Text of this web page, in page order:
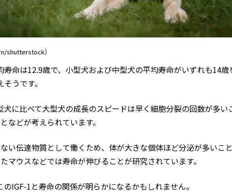
shutterstock）
寿命は12.9歳で、小型犬および中型犬の平均寿命がいずれも14
うです。
犬に比べて大型犬の成長のスピードは早く細胞分裂の回数が多
などが考えられています。
い伝達物質として働くため、体が大きな個体ほど分泌が多いこ
マウスなどでは寿命が伸びることが研究されています。
IGF-1と寿命の関係が明らかになるかもしれません。